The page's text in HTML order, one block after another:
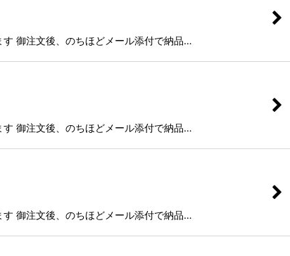
注文後、のちほどメール添付で納品…
注文後、のちほどメール添付で納品…
注文後、のちほどメール添付で納品…